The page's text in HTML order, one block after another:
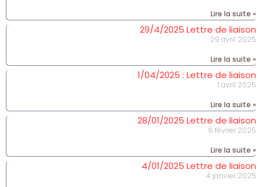
Lire la suite »
29/4/2025 Lettre de liaison
29 avril 2025
Lire la suite »
1/04/2025 : Lettre de liaison
1 avril 2025
Lire la suite »
28/01/2025 Lettre de liaison
6 février 2025
Lire la suite »
4/01/2025 Lettre de liaison
4 janvier 2025